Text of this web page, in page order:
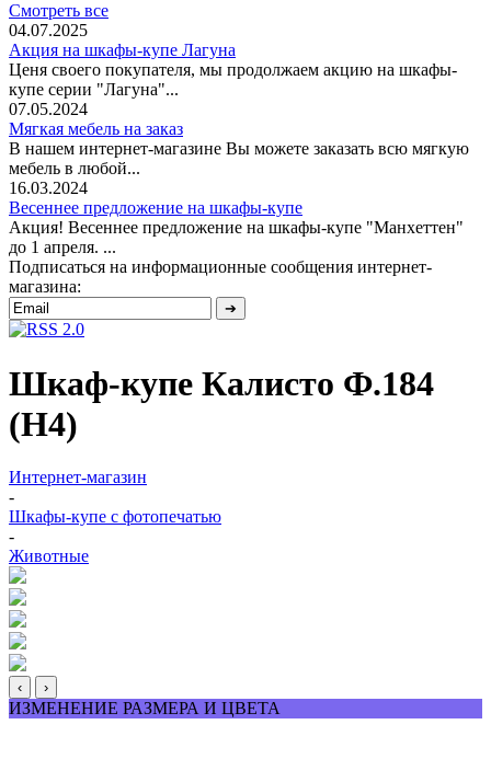
Смотреть все
04.07.2025
Акция на шкафы-купе Лагуна
Ценя своего покупателя, мы продолжаем акцию на шкафы-
купе серии "Лагуна"...
07.05.2024
Мягкая мебель на заказ
В нашем интернет-магазине Вы можете заказать всю мягкую
мебель в любой...
16.03.2024
Весеннее предложение на шкафы-купе
Акция! Весеннее предложение на шкафы-купе "Манхеттен"
до 1 апреля. ...
Подписаться на информационные сообщения интернет-
магазина:
Шкаф-купе Калисто Ф.184
(Н4)
Интернет-магазин
-
Шкафы-купе с фотопечатью
-
Животные
‹ ›
ИЗМЕНЕНИЕ РАЗМЕРА И ЦВЕТА